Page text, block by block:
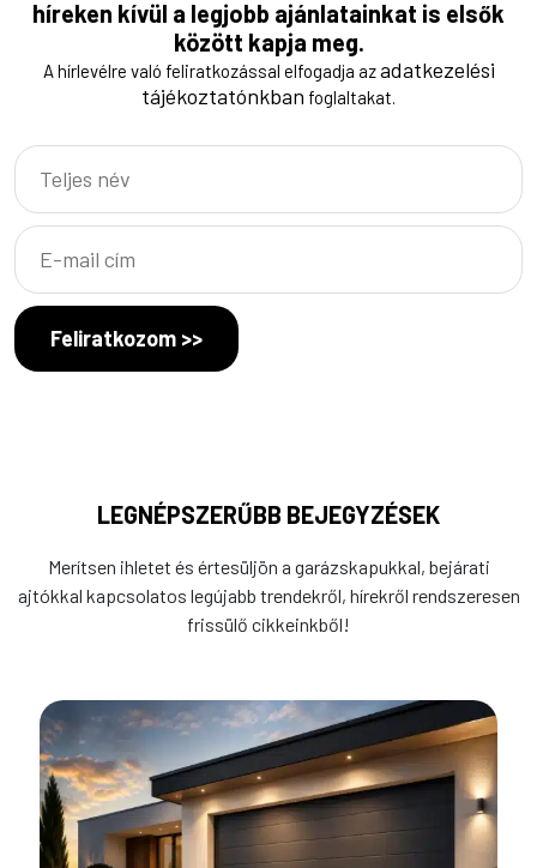
híreken kívül a legjobb ajánlatainkat is elsők
között kapja meg.
A hírlevélre való feliratkozással elfogadja azadatkezelési
tájékoztatónkban foglaltakat.
Feliratkozom >>
LEGNÉPSZERŰBB BEJEGYZÉSEK
Merítsen ihletet és értesüljön a garázskapukkal, bejárati
ajtókkal kapcsolatos legújabb trendekről, hírekről rendszeresen
frissülő cikkeinkből!